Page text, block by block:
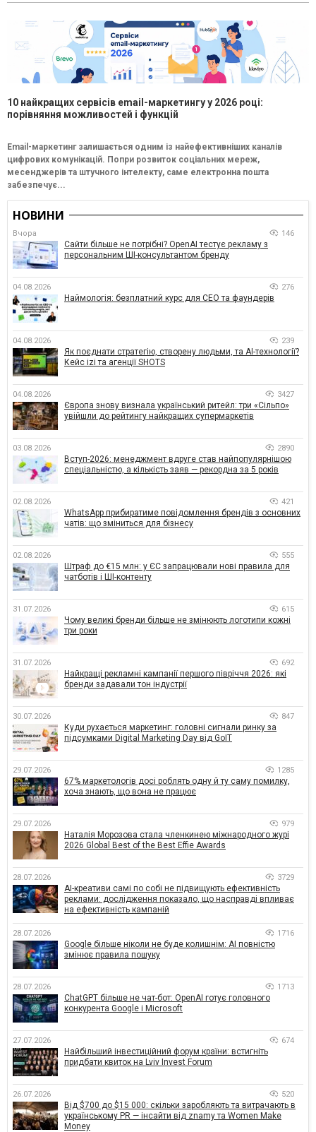
10 найкращих сервісів email-маркетингу у 2026 році:
порівняння можливостей і функцій
Email-маркетинг залишається одним із найефективніших каналів
цифрових комунікацій. Попри розвиток соціальних мереж,
месенджерів та штучного інтелекту, саме електронна пошта
забезпечує...
НОВИНИ
Вчора 146
Сайти більше не потрібні? OpenAI тестує рекламу з
персональним ШІ-консультантом бренду
04.08.2026 276
Наймологія: безплатний курс для CEO та фаундерів
04.08.2026 239
Як поєднати стратегію, створену людьми, та AI-технології?
Кейс izi та агенції SHOTS
04.08.2026 3427
Європа знову визнала український ритейл: три «Сільпо»
увійшли до рейтингу найкращих супермаркетів
03.08.2026 2890
Вступ-2026: менеджмент вдруге став найпопулярнішою
спеціальністю, а кількість заяв — рекордна за 5 років
02.08.2026 421
WhatsApp прибиратиме повідомлення брендів з основних
чатів: що зміниться для бізнесу
02.08.2026 555
Штраф до €15 млн: у ЄС запрацювали нові правила для
чатботів і ШІ-контенту
31.07.2026 615
Чому великі бренди більше не змінюють логотипи кожні
три роки
31.07.2026 692
Найкращі рекламні кампанії першого півріччя 2026: які
бренди задавали тон індустрії
30.07.2026 847
Куди рухається маркетинг: головні сигнали ринку за
підсумками Digital Marketing Day від GoIT
29.07.2026 1285
67% маркетологів досі роблять одну й ту саму помилку,
хоча знають, що вона не працює
29.07.2026 979
Наталія Морозова стала членкинею міжнародного журі
2026 Global Best of the Best Effie Awards
28.07.2026 3729
AI-креативи самі по собі не підвищують ефективність
реклами: дослідження показало, що насправді впливає
на ефективність кампаній
28.07.2026 1716
Google більше ніколи не буде колишнім: AI повністю
змінює правила пошуку
28.07.2026 1713
ChatGPT більше не чат-бот: OpenAI готує головного
конкурента Google і Microsoft
27.07.2026 674
Найбільший інвестиційний форум країни: встигніть
придбати квиток на Lviv Invest Forum
26.07.2026 520
Від $700 до $15 000: скільки заробляють та витрачають в
українському PR — інсайти від znamy та Women Make
Money